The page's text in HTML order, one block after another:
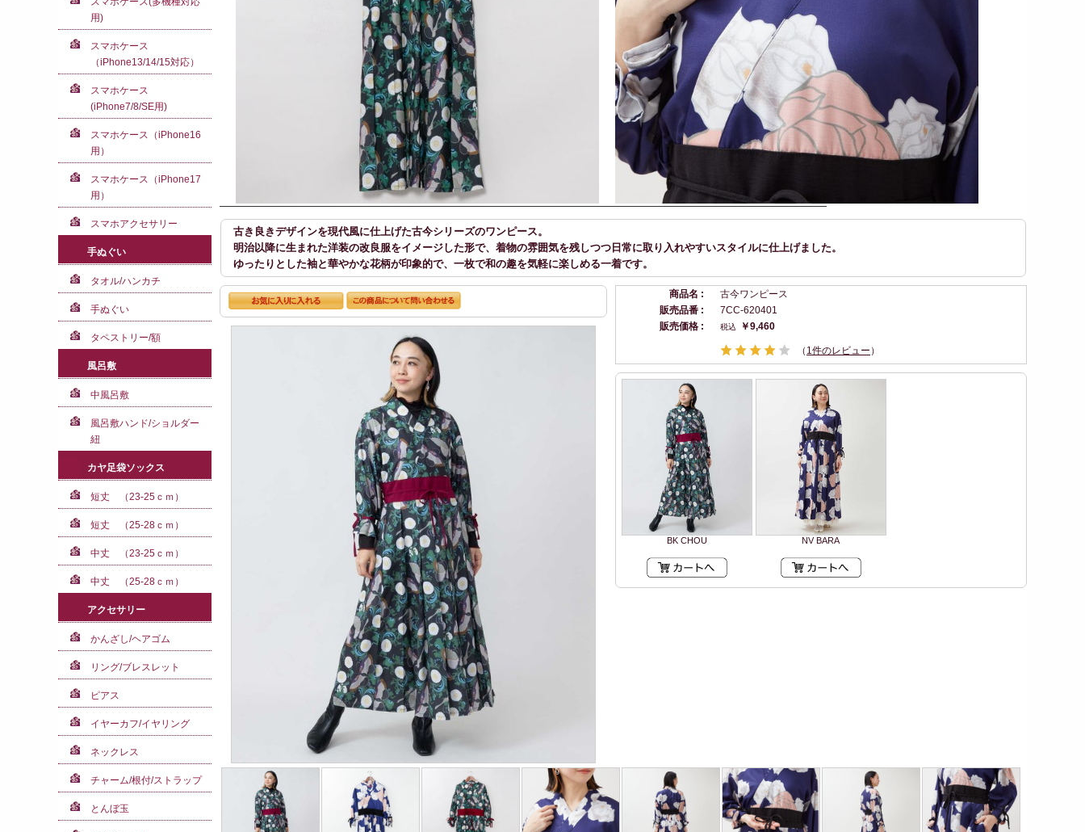
古き良きデザインを現代風に仕上げた古今シリーズのワンピース。
明治以降に生まれた洋装の改良服をイメージした形で、着物の雰囲気を残しつつ日常に取り入れやすいスタイルに仕上げました。
ゆったりとした袖と華やかな花柄が印象的で、一枚で和の趣を気軽に楽しめる一着です。
商品名 :
古今ワンピース
販売品番 :
7CC-620401
販売価格 :
￥9,460
（ 1件のレビュー ）
BK CHOU NV BARA
用)
スマホケース
（iPhone13/14/15対応）
スマホケース
(iPhone7/8/SE用)
スマホケース（iPhone16
用）
スマホケース（iPhone17
用）
スマホアクセサリー
手ぬぐい
タオル/ハンカチ
手ぬぐい
タペストリー/額
風呂敷
中風呂敷
風呂敷ハンド/ショルダー
紐
カヤ足袋ソックス
短丈 （23-25ｃｍ）
短丈 （25-28ｃｍ）
中丈 （23-25ｃｍ）
中丈 （25-28ｃｍ）
アクセサリー
かんざし/ヘアゴム
リング/ブレスレット
ピアス
イヤーカフ/イヤリング
ネックレス
チャーム/根付/ストラップ
とんぼ玉